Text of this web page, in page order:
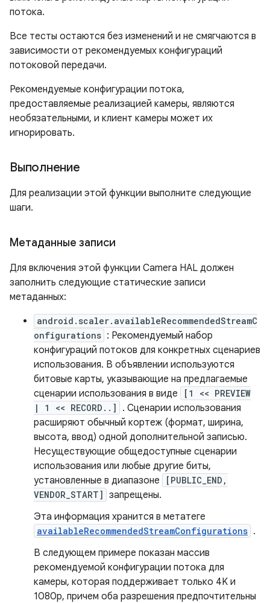
потока.
Все тесты остаются без изменений и не смягчаются в
зависимости от рекомендуемых конфигураций
потоковой передачи.
Рекомендуемые конфигурации потока,
предоставляемые реализацией камеры, являются
необязательными, и клиент камеры может их
игнорировать.
Выполнение
Для реализации этой функции выполните следующие
шаги.
Метаданные записи
Для включения этой функции Camera HAL должен
заполнить следующие статические записи
метаданных:
android.scaler.availableRecommendedStreamC
onfigurations : Рекомендуемый набор
конфигураций потоков для конкретных сценариев
использования. В объявлении используются
битовые карты, указывающие на предлагаемые
сценарии использования в виде
[1 << PREVIEW
| 1 << RECORD..]
. Сценарии использования
расширяют обычный кортеж (формат, ширина,
высота, ввод) одной дополнительной записью.
Несуществующие общедоступные сценарии
использования или любые другие биты,
установленные в диапазоне
[PUBLIC_END,
VENDOR_START] запрещены.
Эта информация хранится в метатеге
availableRecommendedStreamConfigurations .
В следующем примере показан массив
рекомендуемой конфигурации потока для
камеры, которая поддерживает только 4K и
1080p, причем оба разрешения предпочтительны